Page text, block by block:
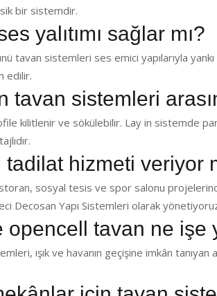
bir sistemdir.
yalıtımı sağlar mı?
tavan sistemleri ses emici yapılarıyla
edilir.
tavan sistemleri
kilitlenir ve sökülebilir. Lay in sistemde
hizmeti veriyor
sosyal tesis ve spor salonu
Decosan Yapı Sistemleri olarak
opencell tavan ne işe
ışık ve havanın geçişine imkân